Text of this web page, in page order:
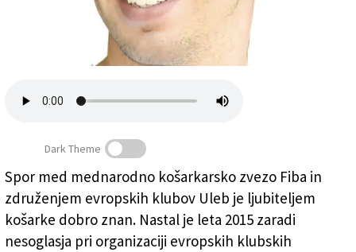
ABSURDNO: Košarkarski avtogol(Erik Piccini)
Dark Theme
Spor med mednarodno košarkarsko zvezo Fiba in
združenjem evropskih klubov Uleb je ljubiteljem
košarke dobro znan. Nastal je leta 2015 zaradi
nesoglasja pri organizaciji evropskih klubskih